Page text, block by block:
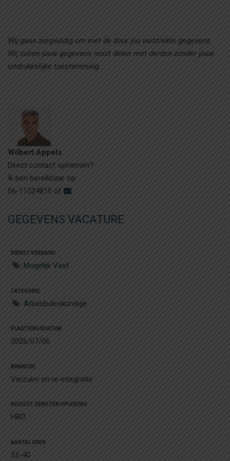
Wij gaan zorgvuldig om met de door jou verstrekte gegevens.
Wij zullen jouw gegevens nooit delen met derden zonder jouw
uitdrukkelijke toestemming.
Wilbert Appels
Direct contact opnemen?
Ik ben bereikbaar op:
06-11524810 of
GEGEVENS VACATURE
DIENST VERBAND
Mogelijk Vast
CATEGORIE
Arbeidsdeskundige
PLAATSINGSDATUM
2026/07/06
BRANCHE
Verzuim en re-integratie
HOOGST GENOTEN OPLEIDING
HBO
AANTAL UREN
32-40